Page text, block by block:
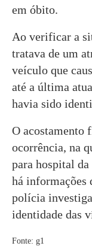
em óbito.
Ao verificar a
tratava de um
veículo que
até a última
havia sido
O acostamento
ocorrência, na
para hospital
há informações
polícia
identidade das
Fonte: g1